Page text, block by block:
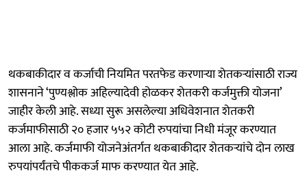
थकबाकीदार व कर्जाची नियमित परतफेड करणाऱ्या शेतकऱ्यांसाठी राज्य
शासनाने ‘पुण्यश्लोक अहिल्यादेवी होळकर शेतकरी कर्जमुक्ती योजना’
जाहीर केली आहे. सध्या सुरू असलेल्या अधिवेशनात शेतकरी
कर्जमाफीसाठी २० हजार ५५२ कोटी रुपयांचा निधी मंजूर करण्यात
आला आहे. कर्जमाफी योजनेअंतर्गत थकबाकीदार शेतकऱ्यांचे दोन लाख
रुपयांपर्यंतचे पीककर्ज माफ करण्यात येत आहे.